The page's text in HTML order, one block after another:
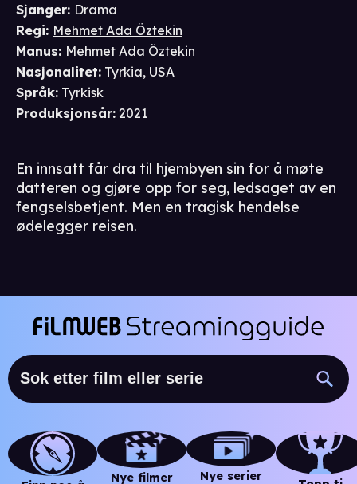
Sjanger: Drama
Regi: Mehmet Ada Öztekin
Manus: Mehmet Ada Öztekin
Nasjonalitet: Tyrkia, USA
Språk: Tyrkisk
Produksjonsår: 2021
En innsatt får dra til hjembyen sin for å møte
datteren og gjøre opp for seg, ledsaget av en
fengselsbetjent. Men en tragisk hendelse
ødelegger reisen.
Nye filmer Nye serier